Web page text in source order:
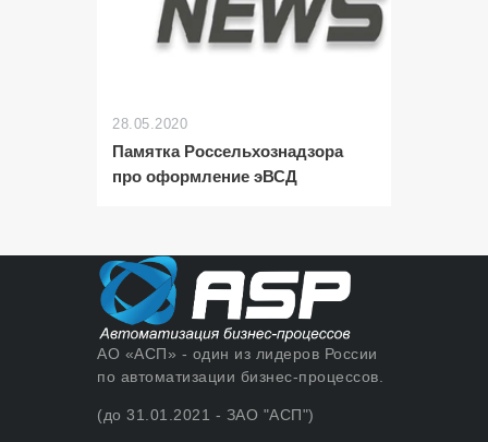
28.05.2020
Памятка Россельхознадзора
про оформление эВСД
АО «АСП» - один из лидеров России
по автоматизации бизнес-процессов.
(до 31.01.2021 - ЗАО "АСП")